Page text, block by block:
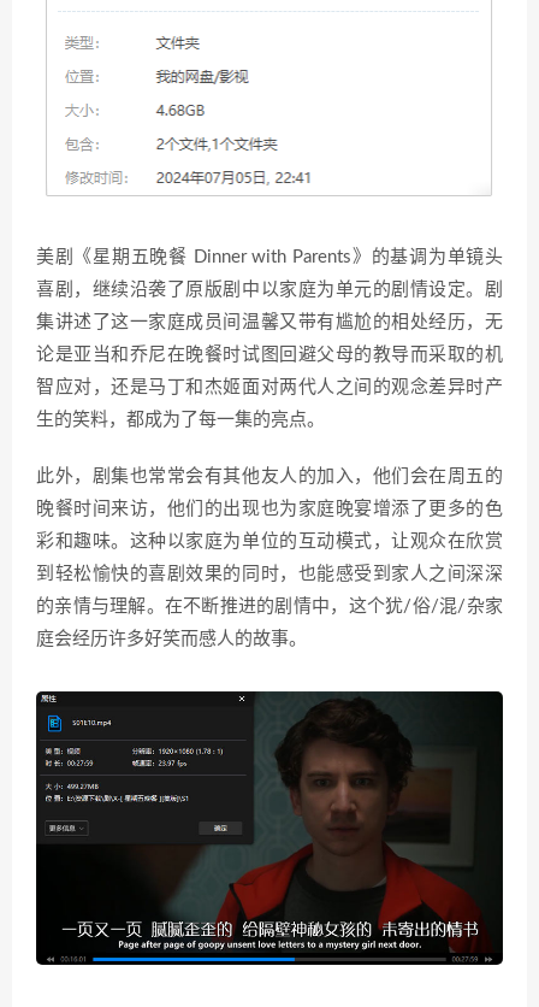
美剧《星期五晚餐 Dinner with Parents》的基调为单镜头
喜剧，继续沿袭了原版剧中以家庭为单元的剧情设定。剧
集讲述了这一家庭成员间温馨又带有尴尬的相处经历，无
论是亚当和乔尼在晚餐时试图回避父母的教导而采取的机
智应对，还是马丁和杰姬面对两代人之间的观念差异时产
生的笑料，都成为了每一集的亮点。
此外，剧集也常常会有其他友人的加入，他们会在周五的
晚餐时间来访，他们的出现也为家庭晚宴增添了更多的色
彩和趣味。这种以家庭为单位的互动模式，让观众在欣赏
到轻松愉快的喜剧效果的同时，也能感受到家人之间深深
的亲情与理解。在不断推进的剧情中，这个犹/俗/混/杂家
庭会经历许多好笑而感人的故事。